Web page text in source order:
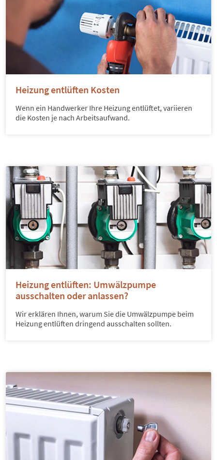
Heizung entlüften Kosten
Wenn ein Handwerker Ihre Heizung entlüftet, variieren
die Kosten je nach Arbeitsaufwand.
Heizung entlüften: Umwälzpumpe
ausschalten oder anlassen?
Wir erklären Ihnen, warum Sie die Umwälzpumpe beim
Heizung entlüften dringend ausschalten sollten.